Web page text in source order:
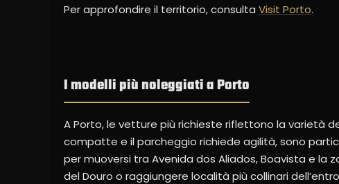
Per approfondire il territorio, consulta Visit Porto.
I modelli più noleggiati a Porto
A Porto, le vetture più richieste riflettono la varietà
compatte e il parcheggio richiede agilità, sono
per muoversi tra Avenida dos Aliados, Boavista e la
del Douro o raggiungere località più collinari